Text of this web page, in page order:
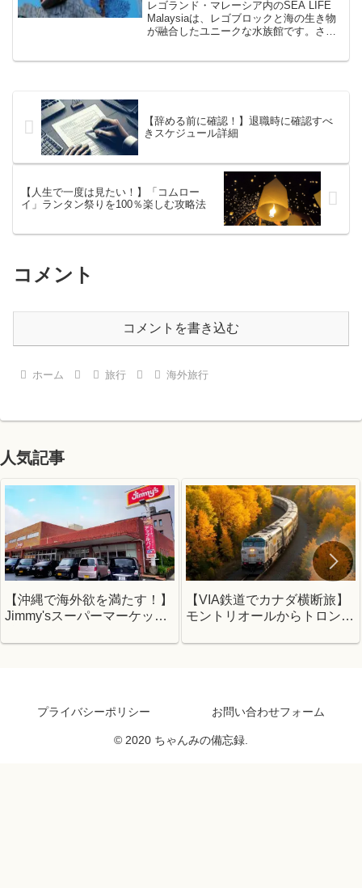
レゴランド・マレーシア内のSEA LIFE
Malaysiaは、レゴブロックと海の生き物
が融合したユニークな水族館です。さま
【辞める前に確認！】退職時に確認すべ
きスケジュール詳細
【人生で一度は見たい！】「コムロー
イ」ランタン祭りを100％楽しむ攻略法
コメント
コメントを書き込む
ホーム 旅行 海外旅行
人気記事
【沖縄で海外欲を満たす！】
Jimmy'sスーパーマーケット
【VIA鉄道でカナダ横断旅】
モントリオールからトロント
体験レポ
プライバシーポリシー お問い合わせフォーム
© 2020 ちゃんみの備忘録.